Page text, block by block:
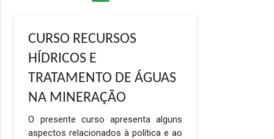
CURSO RECURSOS
HÍDRICOS E
TRATAMENTO DE ÁGUAS
NA MINERAÇÃO
O presente curso apresenta alguns
aspectos relacionados à política e ao